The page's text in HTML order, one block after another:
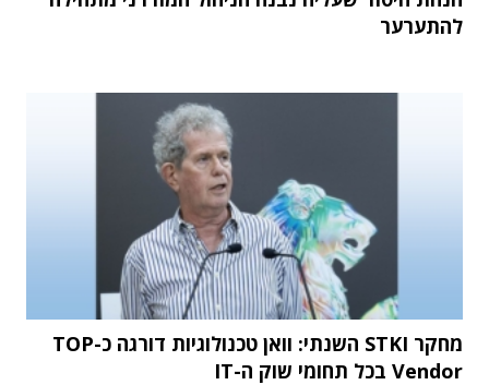
להתערער
מחקר STKI השנתי: וואן טכנולוגיות דורגה כ-TOP
Vendor בכל תחומי שוק ה-IT